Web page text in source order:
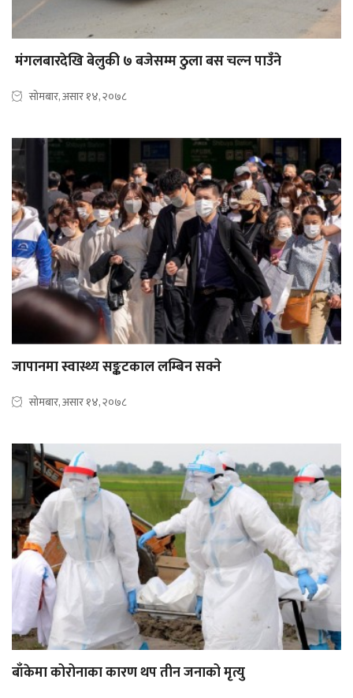
मंगलबारदेखि बेलुकी ७ बजेसम्म ठुला बस चल्न पाउँने
सोमबार, असार १४, २०७८
जापानमा स्वास्थ्य सङ्कटकाल लम्बिन सक्ने
सोमबार, असार १४, २०७८
बाँकेमा कोरोनाका कारण थप तीन जनाको मृत्यु